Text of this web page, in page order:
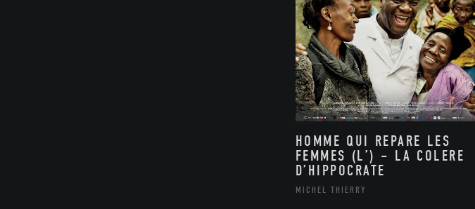
HOMME QUI REPARE LES
FEMMES (L’) – LA COLERE
D’HIPPOCRATE
MICHEL THIERRY